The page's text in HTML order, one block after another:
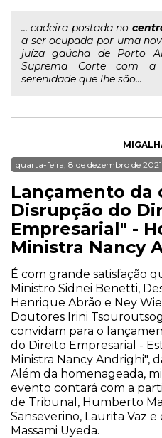
... cadeira postada no
a ser ocupada por uma
juíza gaúcha de Porto
Suprema Corte com a
serenidade que lhe são...
quarta-feira, 8 de dezembro de 2021
Lançamento da
Disrupção do
Empresarial" -
Ministra Nancy
É com grande satisfação
Ministro Sidnei Benetti,
Henrique Abrão e Ney
Doutores Irini
convidam para o
do Direito Empresarial -
Ministra Nancy Andrighi",
Além da homenageada,
evento contará com a
de Tribunal, Humberto
Sanseverino, Laurita Vaz
Massami Uyeda.